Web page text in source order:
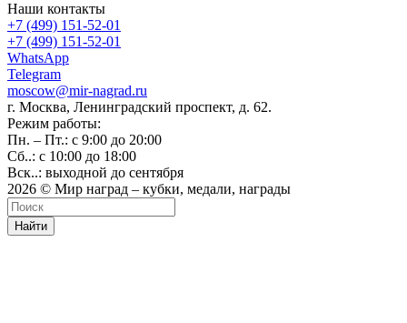
Наши контакты
+7 (499) 151-52-01
+7 (499) 151-52-01
WhatsApp
Telegram
moscow@mir-nagrad.ru
г. Москва, Ленинградский проспект, д. 62.
Режим работы:
Пн. – Пт.: с 9:00 до 20:00
Сб..: с 10:00 до 18:00
Вск..: выходной до сентября
2026 © Мир наград – кубки, медали, награды
Найти